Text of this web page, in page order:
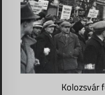
Kolozsvár